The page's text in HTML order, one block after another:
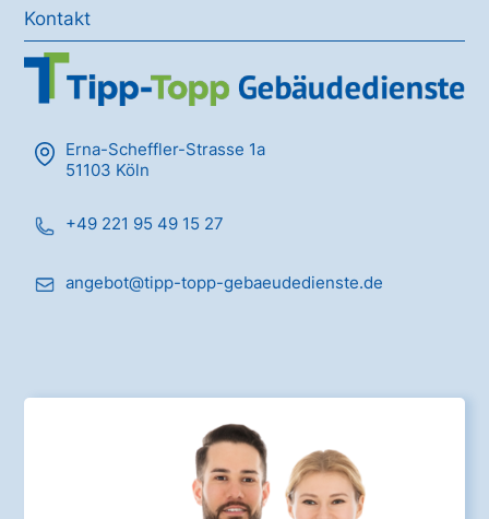
Kontakt
Erna-Scheffler-Strasse 1a
51103 Köln
+49 221 95 49 15 27
angebot@tipp-topp-gebaeudedienste.de